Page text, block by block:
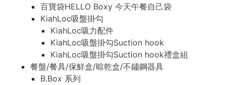
百寶袋HELLO Boxy 今天午餐自己袋
KiahLoc吸盤掛勾
KiahLoc吸力配件
KiahLoc吸盤掛勾Suction hook
KiahLoc吸盤掛勾Suction hook禮盒組
餐盤/餐具/保鮮盒/晾乾盒/不鏽鋼器具
B.Box 系列